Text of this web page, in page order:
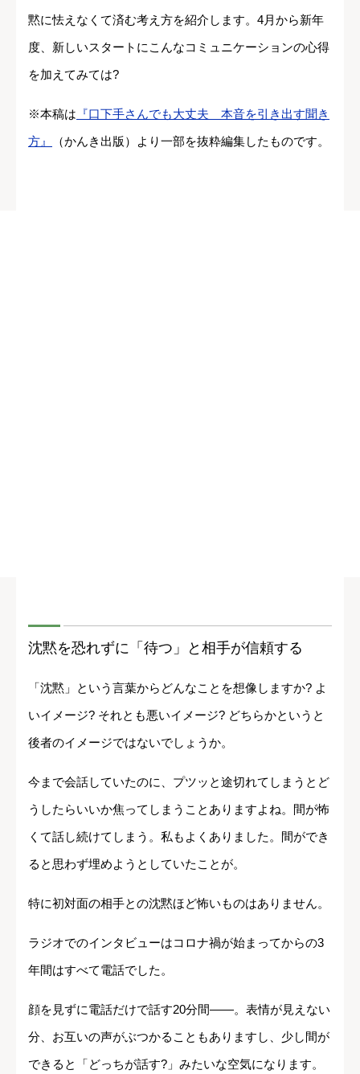
黙に怯えなくて済む考え方を紹介します。4月から新年
度、新しいスタートにこんなコミュニケーションの心得
を加えてみては?
※本稿は 『口下手さんでも大丈夫 本音を引き出す聞き
方』
（かんき出版）より一部を抜粋編集したものです。
沈黙を恐れずに「待つ」と相手が信頼する
「沈黙」という言葉からどんなことを想像しますか? よ
いイメージ? それとも悪いイメージ? どちらかというと
後者のイメージではないでしょうか。
今まで会話していたのに、プツッと途切れてしまうとど
うしたらいいか焦ってしまうことありますよね。間が怖
くて話し続けてしまう。私もよくありました。間ができ
ると思わず埋めようとしていたことが。
特に初対面の相手との沈黙ほど怖いものはありません。
ラジオでのインタビューはコロナ禍が始まってからの3
年間はすべて電話でした。
顔を見ずに電話だけで話す20分間――。表情が見えない
分、お互いの声がぶつかることもありますし、少し間が
できると「どっちが話す?」みたいな空気になります。